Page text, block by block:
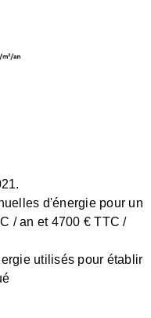
d'énergie pour un
/ an et 4700 € TTC /
utilisés pour établir